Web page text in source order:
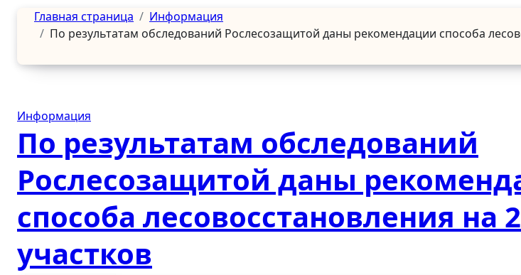
Главная страница
Информация
По результатам обследований Рослесозащитой даны рекомендации способа
Информация
По результатам обследований
Рослесозащитой даны
способа лесовосстановления на
участков